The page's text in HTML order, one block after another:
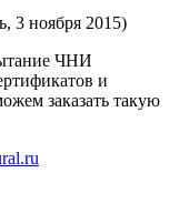
3 ноября 2015)
ЧНИ
и
заказать такую